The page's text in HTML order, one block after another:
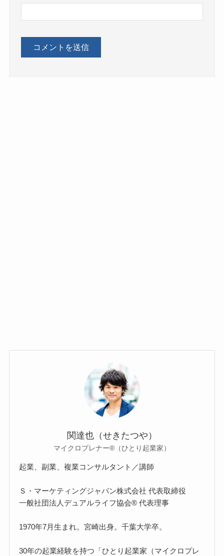
関達也（せきたつや）
マイクロプレナー®（ひとり起業家）
起業、副業、複業コンサルタント／講師
Ｓ・マーケティングジャパン株式会社 代表取締役
一般社団法人デュアルライフ協会® 代表理事
1970年7月生まれ。宮崎出身。千葉大学卒。
30年の起業経験を持つ「ひとり起業家（マイクロプレ